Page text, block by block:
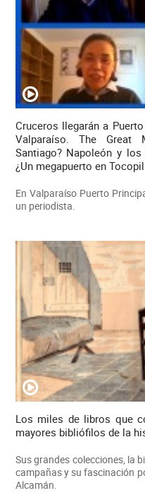
Cruceros llegarán a
Valparaíso. The Great
Santiago? Napoleón y
¿Un megapuerto en
En Valparaíso Puerto
un periodista.
Los miles de libros que
mayores bibliófilos de la
Sus grandes colecciones, la
campañas y su fascinación
Alcamán.